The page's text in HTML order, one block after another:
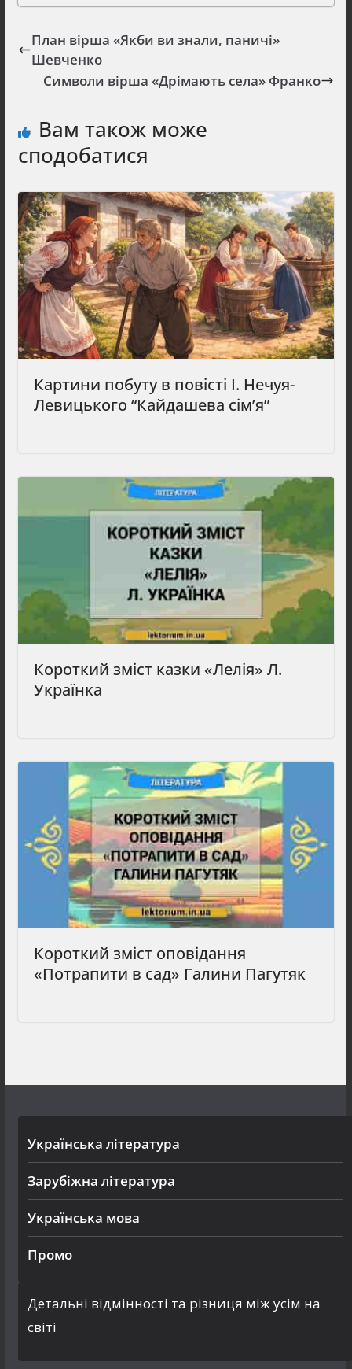
План вірша «Якби ви знали, паничі»
Шевченко
Символи вірша «Дрімають села» Франко
Вам також може
сподобатися
Картини побуту в повісті І. Нечуя-
Левицького “Кайдашева сім’я”
Короткий зміст казки «Лелія» Л.
Українка
Короткий зміст оповідання
«Потрапити в сад» Галини Пагутяк
Українська література
Зарубіжна література
Українська мова
Промо
Детальні відмінності та різниця між усім на
світі